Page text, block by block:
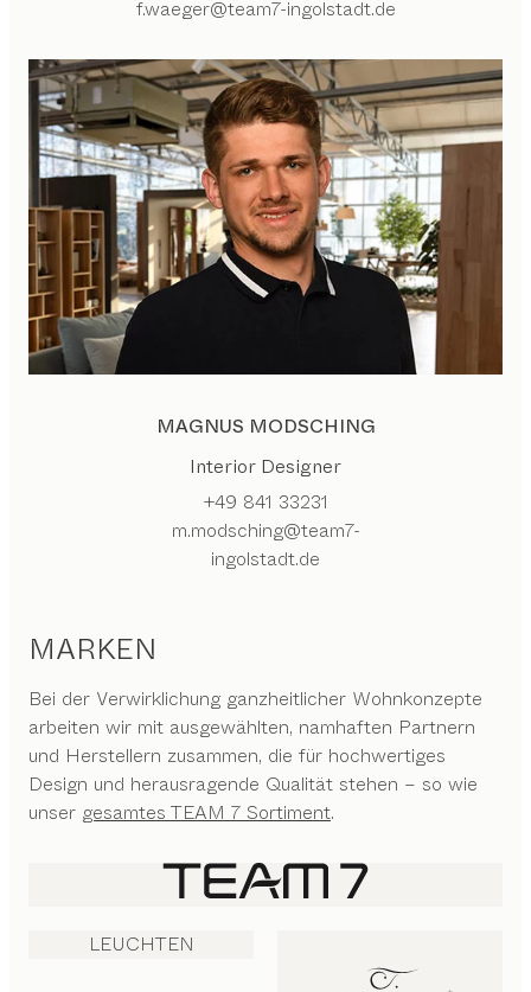
f.waeger@team7-ingolstadt.de
MAGNUS MODSCHING
Interior Designer
+49 841 33231
m.modsching@team7-
ingolstadt.de
MARKEN
Bei der Verwirklichung ganzheitlicher Wohnkonzepte
arbeiten wir mit ausgewählten, namhaften Partnern
und Herstellern zusammen, die für hochwertiges
Design und herausragende Qualität stehen – so wie
unser gesamtes TEAM 7 Sortiment.
LEUCHTEN